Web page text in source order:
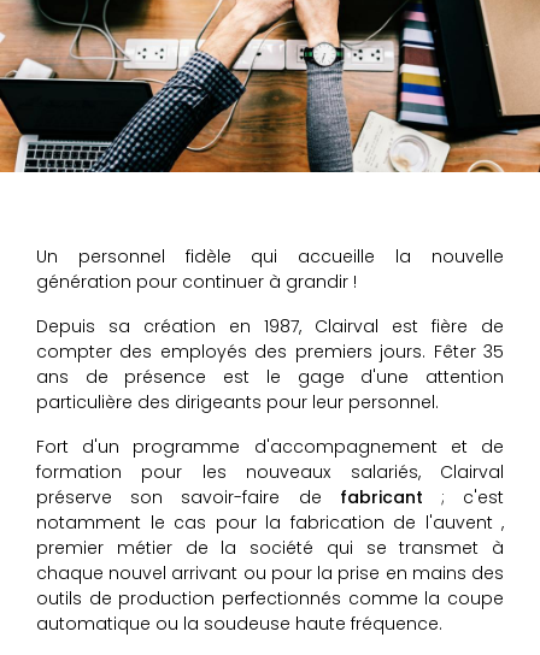
Un personnel fidèle qui accueille la nouvelle
génération pour continuer à grandir !
Depuis sa création en 1987, Clairval est fière de
compter des employés des premiers jours. Fêter 35
ans de présence est le gage d'une attention
particulière des dirigeants pour leur personnel.
Fort d'un programme d'accompagnement et de
formation pour les nouveaux salariés, Clairval
préserve son savoir-faire de fabricant ; c'est
notamment le cas pour la fabrication de l'auvent ,
premier métier de la société qui se transmet à
chaque nouvel arrivant ou pour la prise en mains des
outils de production perfectionnés comme la coupe
automatique ou la soudeuse haute fréquence.